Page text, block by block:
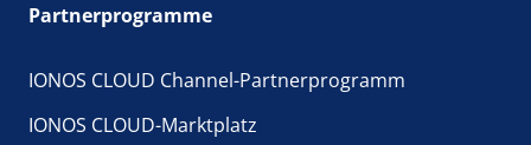
Partnerprogramme
IONOS CLOUD Channel-Partnerprogramm
IONOS CLOUD-Marktplatz